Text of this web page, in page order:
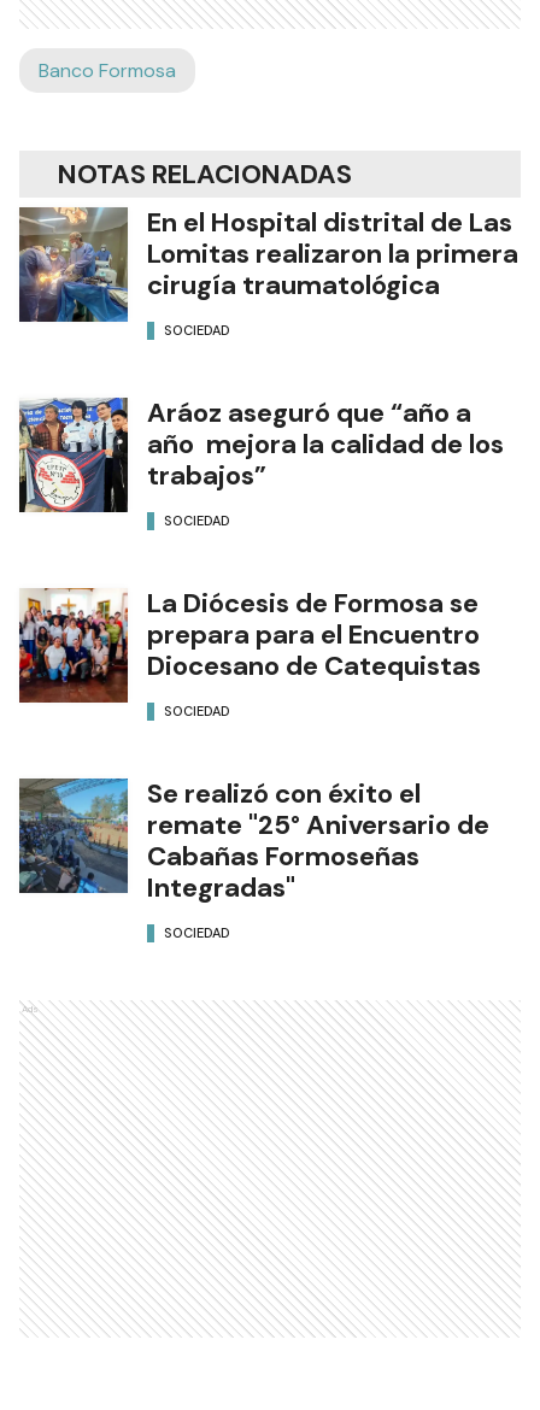
Banco Formosa
NOTAS RELACIONADAS
En el Hospital distrital de Las
Lomitas realizaron la primera
cirugía traumatológica
SOCIEDAD
Aráoz aseguró que “año a
año mejora la calidad de los
trabajos”
SOCIEDAD
La Diócesis de Formosa se
prepara para el Encuentro
Diocesano de Catequistas
SOCIEDAD
Se realizó con éxito el
remate "25° Aniversario de
Cabañas Formoseñas
Integradas"
SOCIEDAD
Ads